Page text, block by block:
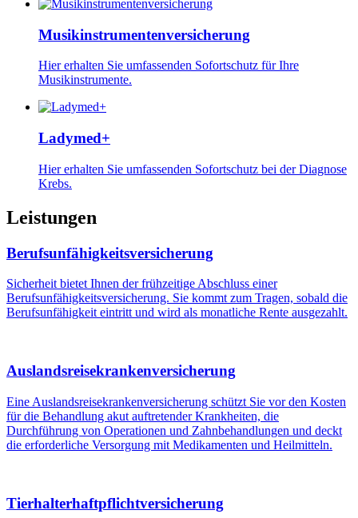
Musikinstrumentenversicherung
Hier erhalten Sie umfassenden Sofortschutz für Ihre
Musikinstrumente.
Ladymed+
Hier erhalten Sie umfassenden Sofortschutz bei der Diagnose
Krebs.
Leistungen
Berufsunfähigkeitsversicherung
Sicherheit bietet Ihnen der frühzeitige Abschluss einer
Berufsunfähigkeitsversicherung. Sie kommt zum Tragen, sobald die
Berufsunfähigkeit eintritt und wird als monatliche Rente ausgezahlt.
Auslandsreisekrankenversicherung
Eine Auslandsreisekrankenversicherung schützt Sie vor den Kosten
für die Behandlung akut auftretender Krankheiten, die
Durchführung von Operationen und Zahnbehandlungen und deckt
die erforderliche Versorgung mit Medikamenten und Heilmitteln.
Tierhalterhaftpflichtversicherung